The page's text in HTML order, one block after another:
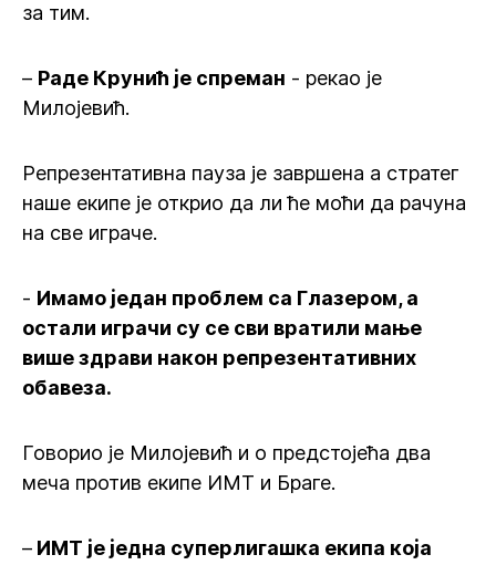
за тим.
– Раде Крунић је спреман - рекао је
Милојевић.
Репрезентативна пауза је завршена а стратег
наше екипе је открио да ли ће моћи да рачуна
на све играче.
- Имамо један проблем са Глазером, а
остали играчи су се сви вратили мање
више здрави након репрезентативних
обавеза.
Говорио је Милојевић и о предстојећа два
меча против екипе ИМТ и Браге.
– ИМТ је једна суперлигашка екипа која